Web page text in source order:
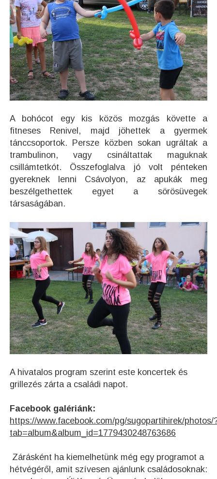
A bohócot egy kis közös mozgás követte a
fitneses Renivel, majd jöhettek a gyermek
tánccsoportok. Persze közben sokan ugráltak a
trambulinon, vagy csináltattak maguknak
csillámtetkót. Összefoglalva jó volt pénteken
gyereknek lenni Csávolyon, az apukák meg
beszélgethettek egyet a sörösüvegek
társaságában.
A hivatalos program szerint este koncertek és
grillezés zárta a családi napot.
Facebook galériánk:
https://www.facebook.com/pg/sugopartihirek/photos/
tab=album&album_id=1779430248763686
Zárásként ha kiemelhetünk még egy programot a
hétvégéről, amit szívesen ajánlunk családosoknak: